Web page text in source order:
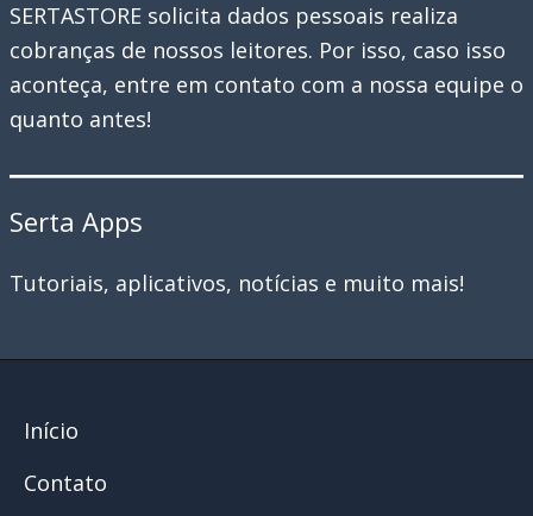
SERTASTORE solicita dados pessoais realiza
cobranças de nossos leitores. Por isso, caso isso
aconteça, entre em contato com a nossa equipe o
quanto antes!
Serta Apps
Tutoriais, aplicativos, notícias e muito mais!
Início
Contato